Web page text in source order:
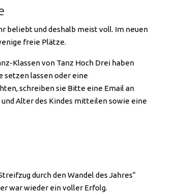
beliebt und deshalb meist voll. Im neuen
freie Plätze.
Klassen von Tanz Hoch Drei haben
setzen lassen oder eine
schreiben sie Bitte eine Email an
und Alter des Kindes mitteilen sowie eine
durch den Wandel des Jahres“
war wieder ein voller Erfolg.